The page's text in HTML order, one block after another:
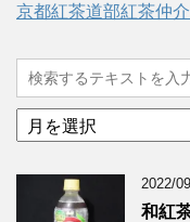
京都紅茶道部紅茶仲
ア
ー
2022/
和紅